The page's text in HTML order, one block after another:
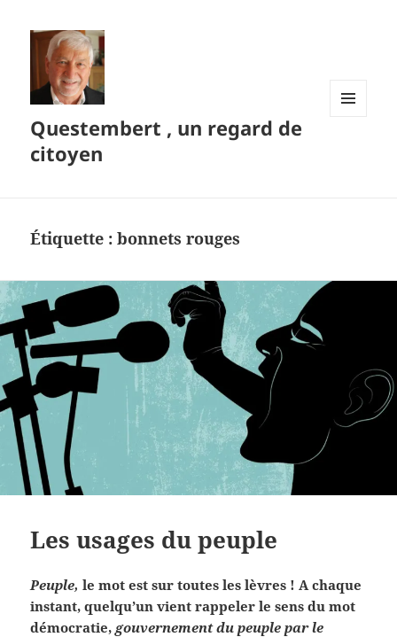
Questembert , un regard de
citoyen
Étiquette :bonnets rouges
Les usages du peuple
Peuple, le mot est sur toutes les lèvres ! A chaque
instant, quelqu’un vient rappeler le sens du mot
démocratie,gouvernement du peuple par le